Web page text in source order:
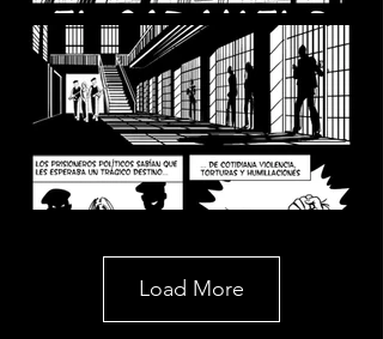
Load More